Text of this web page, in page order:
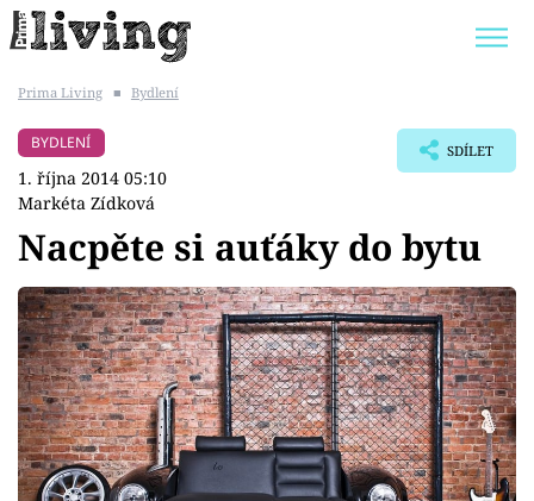
BYDLENÍ SLAVNÝCH
Témata
Bydlení
Zahrada
Design
Prima Living ■ Bydlení
BYDLENÍ
1. října 2014 05:10
Markéta Zídková
SDÍLET
Nacpěte si auťáky do bytu